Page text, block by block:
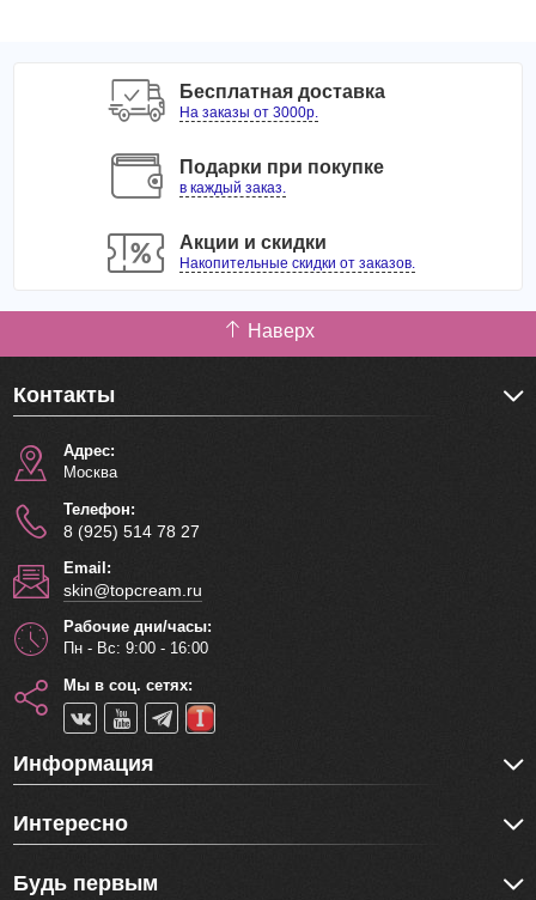
Бесплатная доставка
На заказы от 3000р.
Подарки при покупке
в каждый заказ.
Акции и скидки
Накопительные скидки от заказов.
Наверх
Контакты
Адрес:
Москва
Телефон:
8 (925) 514 78 27
Email:
skin@topcream.ru
Рабочие дни/часы:
Пн - Вс: 9:00 - 16:00
Мы в соц. сетях:
Информация
Интересно
Будь первым